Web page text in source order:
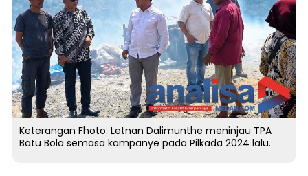
Keterangan Fhoto: Letnan Dalimunthe meninjau TPA
Batu Bola semasa kampanye pada Pilkada 2024 lalu.